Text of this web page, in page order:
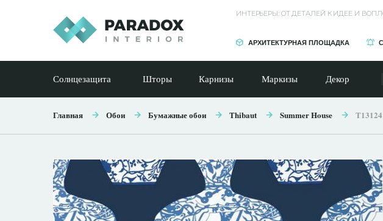
ИНТЕРЬЕРЫ: ОТ ДЕТАЛЕЙ К ИДЕЕ И
АРХИТЕКТУРНАЯ ПЛОЩАДКА
Солнцезащита Шторы Карнизы Маркизы Декор
Главная Обои Бумажные обои Thibaut Summer House T13124